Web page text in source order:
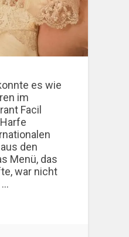
es wie
im
Facil
den
Menü, das
war nicht
…